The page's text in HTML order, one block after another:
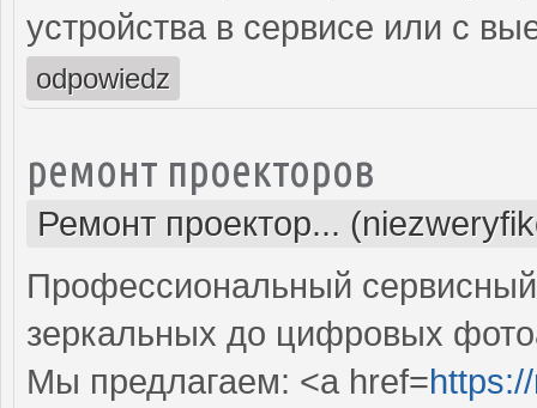
устройства в сервисе или с
odpowiedz
ремонт проекторов
Ремонт проектор...
Профессиональный
зеркальных до цифровых
Мы предлагаем: <a href=